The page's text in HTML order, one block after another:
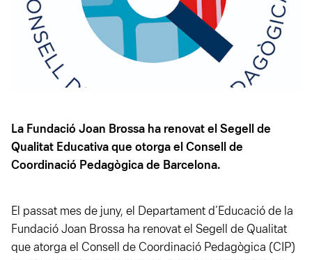
La Fundació Joan Brossa ha renovat el Segell de
Qualitat Educativa que otorga el Consell de
Coordinació Pedagògica de Barcelona.
El passat mes de juny, el Departament d’Educació de la
Fundació Joan Brossa ha renovat el Segell de Qualitat
que atorga el Consell de Coordinació Pedagògica (CIP)